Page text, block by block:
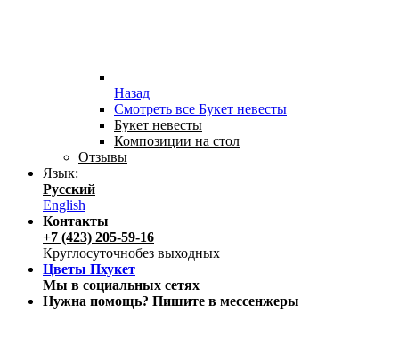
Назад
Смотреть все Букет невесты
Букет невесты
Композиции на стол
Отзывы
Язык:
Русский
English
Контакты
+7 (423) 205-59-16
Круглосуточнобез выходных
Цветы Пхукет
Мы в социальных сетях
Нужна помощь? Пишите в мессенжеры